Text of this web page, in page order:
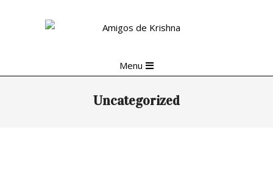
Navigation
Menu
Uncategorized